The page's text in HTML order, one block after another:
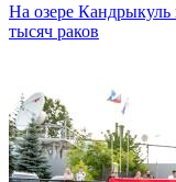
На озере Кандрыкуль
тысяч раков